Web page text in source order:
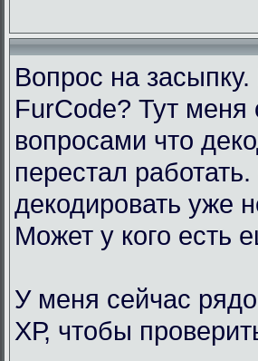
Вопрос на
FurCode? Тут
вопросами что
перестал
декодировать уже
Может у кого есть
У меня сейчас
ХР, чтобы